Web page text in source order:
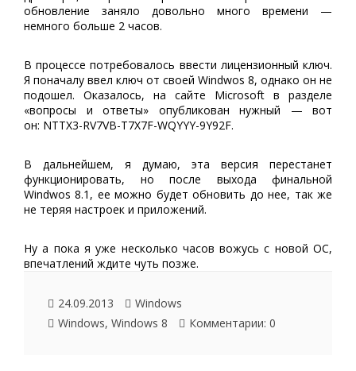
обновление заняло довольно много времени —
немного больше 2 часов.
В процессе потребовалось ввести лицензионный ключ.
Я поначалу ввел ключ от своей Windwos 8, однако он не
подошел. Оказалось, на сайте Microsoft в разделе
«вопросы и ответы» опубликован нужный — вот
он: NTTX3-RV7VB-T7X7F-WQYYY-9Y92F.
В дальнейшем, я думаю, эта версия перестанет
функционировать, но после выхода финальной
Windwos 8.1, ее можно будет обновить до нее, так же
не теряя настроек и приложений.
Ну а пока я уже несколько часов вожусь с новой ОС,
впечатлений ждите чуть позже.
24.09.2013
Windows
Windows, Windows 8 Комментарии: 0